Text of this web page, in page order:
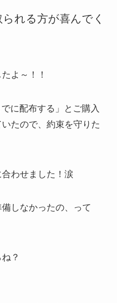
れる方が喜んでく
よ～！！
に配布する」とご購入
たので、約束を守りた
わせました！涙
備しなかったの、って
？